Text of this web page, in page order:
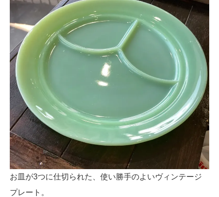
お皿が3つに仕切られた、使い勝手のよいヴィンテージ
プレート。